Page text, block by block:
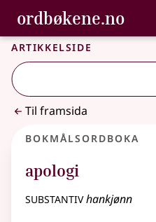
Gå til hovudinnhald
Tilgjenge
ordbøkene.no,
Bokmålsordboka og
Artikkelside
Til framsida
Bokmålsordboka
apologi
substantivhankjønn